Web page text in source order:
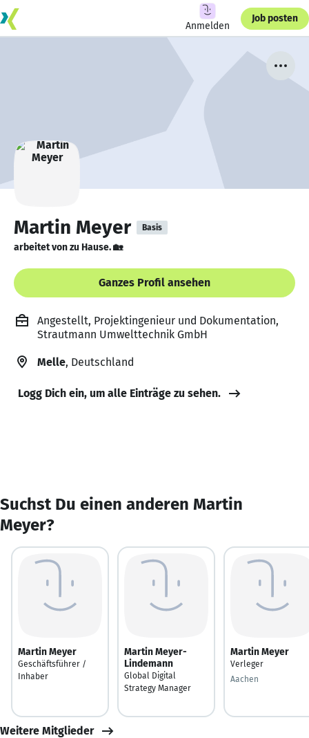
Anmelden
Job posten
Martin Meyer Basis
arbeitet von zu Hause. 🏡
Ganzes Profil ansehen
Angestellt, Projektingenieur und Dokumentation,
Strautmann Umwelttechnik GmbH
Melle, Deutschland
Logg Dich ein, um alle Einträge zu sehen.
Suchst Du einen anderen Martin
Meyer?
Martin Meyer
Geschäftsführer /
Inhaber
Martin Meyer-
Lindemann
Global Digital
Strategy Manager
Martin Meyer
Verleger
Aachen
Weitere Mitglieder